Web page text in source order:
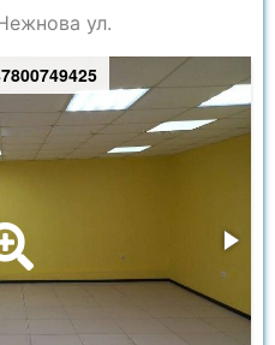
ул.